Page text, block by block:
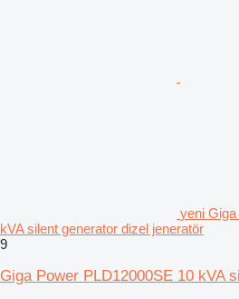
yeni
kVA silent generator dizel jeneratör
9
Giga Power PLD12000SE 10 kVA